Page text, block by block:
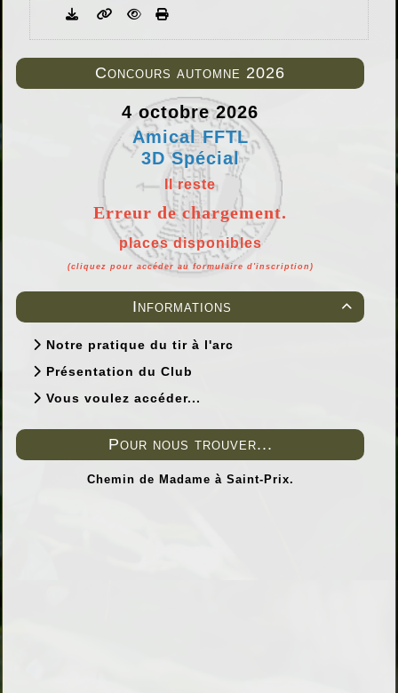
Concours automne 2026
4 octobre 2026
Amical FFTL
3D Spécial
Il reste
Erreur de chargement.
places disponibles
(cliquez pour accéder au formulaire d'inscription)

Informations
Notre pratique du tir à l'arc
Présentation du Club
Vous voulez accéder...
Pour nous trouver...
Chemin de Madame à Saint-Prix.